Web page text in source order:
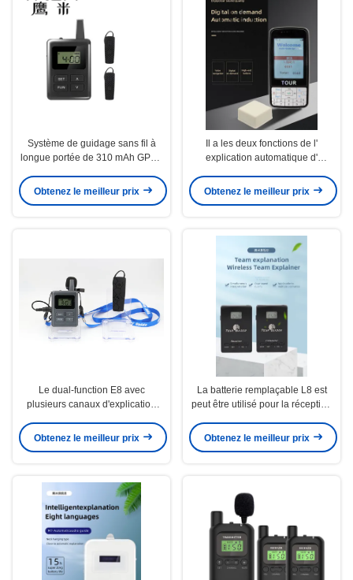
Système de guidage sans fil à
longue portée de 310 mAh GPSK
Obtenez le meilleur prix
Il a les deux fonctions de l'
explication automatique d'
demande
Obtenez le meilleur prix
Le dual-function E8 avec
plusieurs canaux d'explication
mètres de distance
Obtenez le meilleur prix
La batterie remplaçable L8 est
peut être utilisé pour la réception
Obtenez le meilleur prix